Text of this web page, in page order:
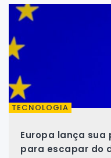
TECNOLOGIA
Europa lança
para escapar do